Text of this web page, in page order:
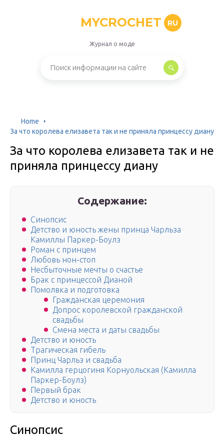
MYCROCHET RU
Журнал о моде
Home
За что королева елизавета так и не приняла принцессу диану
За что королева елизавета так и не
приняла принцессу диану
Содержание:
Синопсис
Детство и юность жены принца Чарльза
Камиллы Паркер-Боулз
Роман с принцем
Любовь нон-стоп
Несбыточные мечты о счастье
Брак с принцессой Дианой
Помолвка и подготовка
Гражданская церемония
Допрос королевской гражданской
свадьбы
Смена места и даты свадьбы
Детство и юность
Трагическая гибель
Принц Чарльз и свадьба
Камилла герцогиня Корнуольская (Камилла
Паркер-Боулз)
Первый брак
Детство и юность
Синопсис